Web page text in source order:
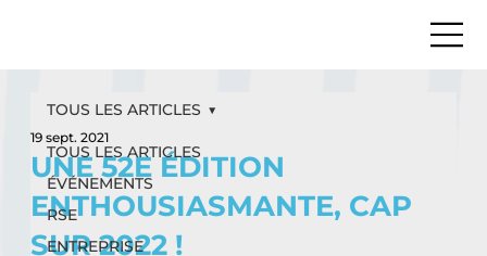
TOUS LES ARTICLES
ÉVÉNEMENTS
RSE
ENTREPRISE
TOUS LES ARTICLES
UNE 52E ÉDITION
ENTHOUSIASMANTE, CAP
SUR 2022 !
19 sept. 2021